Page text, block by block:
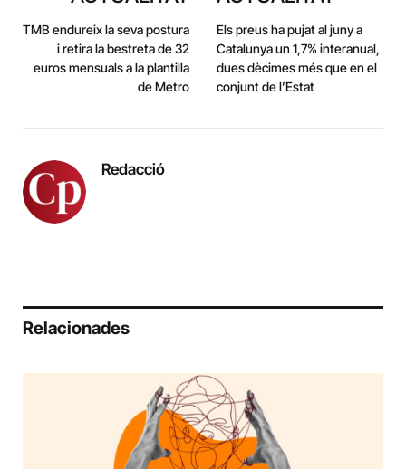
TMB endureix la seva postura
i retira la bestreta de 32
euros mensuals a la plantilla
de Metro
Els preus ha pujat al juny a
Catalunya un 1,7% interanual,
dues dècimes més que en el
conjunt de l’Estat
Redacció
Relacionades